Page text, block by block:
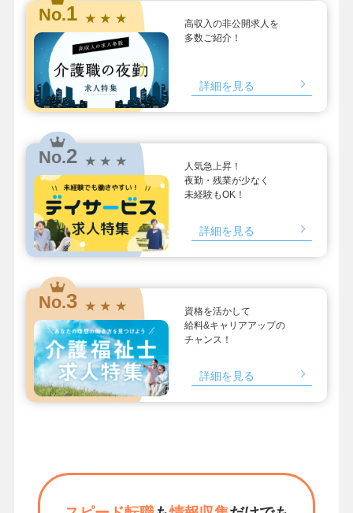
No.1 ★ ★ ★
高収入の非公開求人を
多数ご紹介！
詳細を見る
No.2 ★ ★ ★
人気急上昇！
夜勤・残業が少なく
未経験もOK！
詳細を見る
No.3 ★ ★ ★
資格を活かして
給料&キャリアアップの
チャンス！
詳細を見る